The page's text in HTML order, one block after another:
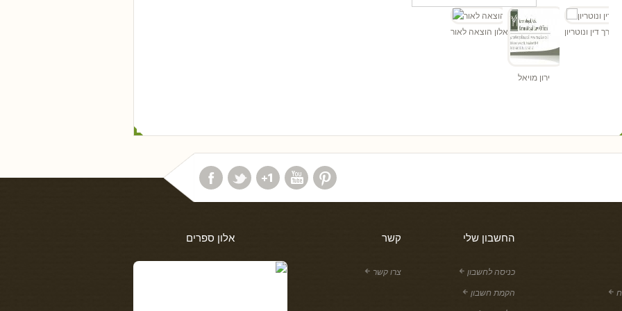
אלון הוצאה לאור
ירון מויאל
- עורך דין ונוטריון
אלון ספרים קשר
צרו קשר
החשבון שלי
כניסה לחשבון
הקמת חשבון